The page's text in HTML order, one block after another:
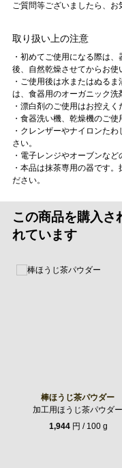
ご質問等ございましたら、お
取り扱い上の注意
・初めてご使用になる際は
後、自然乾燥させてからお使
・ご使用後は水またはぬる
は、食器用のオーガニック洗
・漂白剤のご使用はお控えく
・食器洗い機、乾燥機のご
・クレンザーやナイロンた
さい。
・電子レンジやオーブンなど
・本品は抹茶専用の器です
ださい。
この商品を購入さ
れています
棒ほうじ茶パウダー
加工用ほうじ茶パウダー
1,944 円 / 100 g